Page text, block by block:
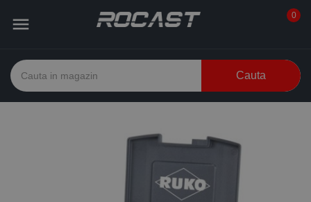
 0
Cauta